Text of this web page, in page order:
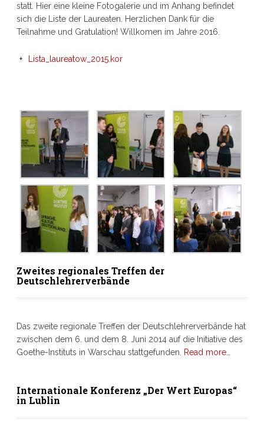
statt. Hier eine kleine Fotogalerie und im Anhang befindet
sich die Liste der Laureaten. Herzlichen Dank für die
Teilnahme und Gratulation! Willkomen im Jahre 2016.
Lista_laureatow_2015.kor
Zweites regionales Treffen der
Deutschlehrerverbände
Das zweite regionale Treffen der Deutschlehrerverbände hat
zwischen dem 6. und dem 8. Juni 2014 auf die Initiative des
Goethe-Instituts in Warschau stattgefunden.
Read more…
Internationale Konferenz „Der Wert Europas“
in Lublin